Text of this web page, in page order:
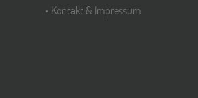
Kontakt & Impressum